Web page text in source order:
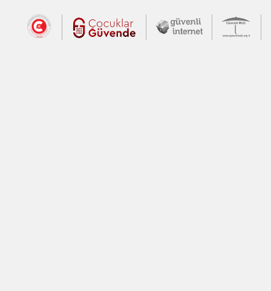
Dış Bağlantılar
Cumhurbaşkanlığı İletişim Merkezi
Çocuklar Güvende (yeni
Güvenli